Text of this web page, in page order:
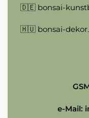
🇩🇪 bonsai-
🇭🇺 bonsai-
e-Mail: